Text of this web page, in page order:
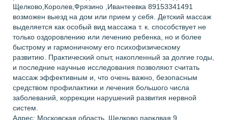
Щелково,Королев,Фрязино ,Ивантеевка 89153341491
возможен выезд на дом или прием у себя. Детский массаж
выделяется как особый вид массажа т. к. способствует не
только оздоровлению или лечению ребенка, но и более
быстрому и гармоничному его психофизическому
развитию. Практический опыт, накопленный за долгие годы,
и последние научные исследования позволяют считать
массаж эффективным и, что очень важно, безопасным
средством профилактики и лечения большого числа
заболеваний, коррекции нарушений развития нервной
систем.
Адрес: Московская область, Щелково парклвая 9